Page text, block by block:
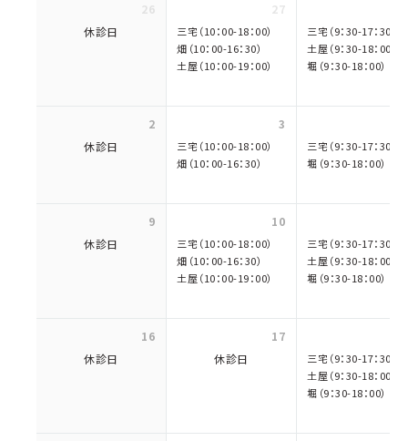
26
休診日
27
三宅（10：00-18：00）
畑（10：00-16：30）
土屋（10：00-19：00）
三宅（9：30-17：30）
土屋（9：30-18：00）
堀（9：30-18：00）
2
休診日
3
三宅（10：00-18：00）
畑（10：00-16：30）
三宅（9：30-17：30）
堀（9：30-18：00）
9
休診日
10
三宅（10：00-18：00）
畑（10：00-16：30）
土屋（10：00-19：00）
三宅（9：30-17：30）
土屋（9：30-18：00）
堀（9：30-18：00）
16
休診日
17
休診日
三宅（9：30-17：30）
土屋（9：30-18：00）
堀（9：30-18：00）